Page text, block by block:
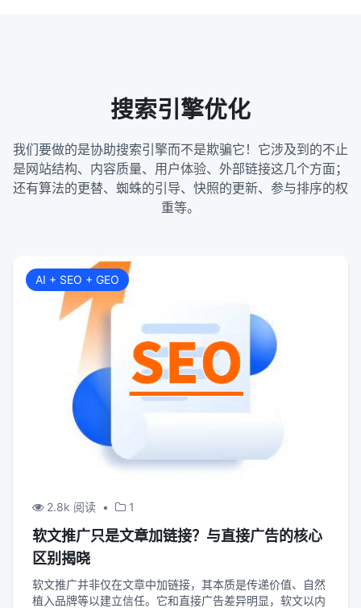
搜索引擎优化
我们要做的是协助搜索引擎而不是欺骗它！它涉及到的不止
是网站结构、内容质量、用户体验、外部链接这几个方面；
还有算法的更替、蜘蛛的引导、快照的更新、参与排序的权
重等。
AI + SEO + GEO
2.8k 阅读 • 1
软文推广只是文章加链接？与直接广告的核心
区别揭晓
软文推广并非仅在文章中加链接，其本质是传递价值、自然
植入品牌等以建立信任。它和直接广告差异明显，软文以内